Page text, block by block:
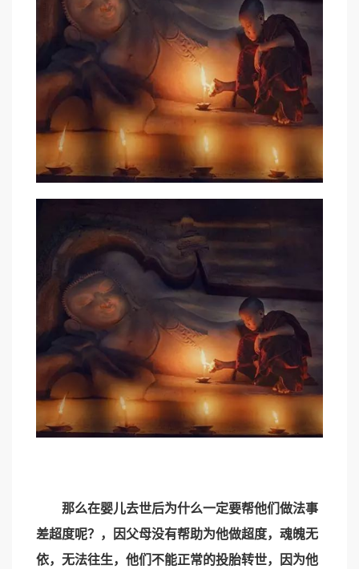
那么在婴儿去世后为什么一定要帮他们做法事
差超度呢？，因父母没有帮助为他做超度，魂魄无
依，无法往生，他们不能正常的投胎转世，因为他